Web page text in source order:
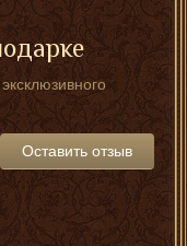
Оставить отзыв